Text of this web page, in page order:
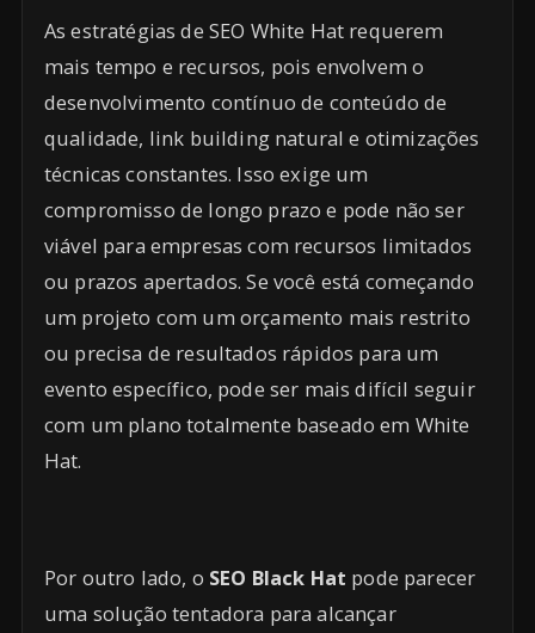
As estratégias de SEO White Hat requerem
mais tempo e recursos, pois envolvem o
desenvolvimento contínuo de conteúdo de
qualidade, link building natural e otimizações
técnicas constantes. Isso exige um
compromisso de longo prazo e pode não ser
viável para empresas com recursos limitados
ou prazos apertados. Se você está começando
um projeto com um orçamento mais restrito
ou precisa de resultados rápidos para um
evento específico, pode ser mais difícil seguir
com um plano totalmente baseado em White
Hat.
Por outro lado, o SEO Black Hat pode parecer
uma solução tentadora para alcançar